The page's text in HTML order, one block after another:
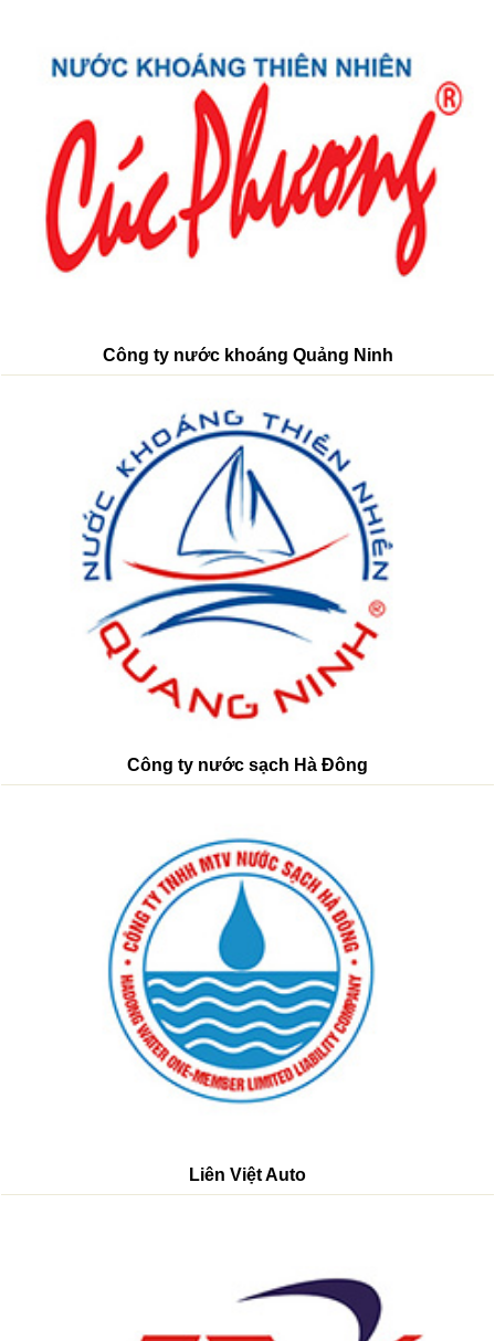
Công ty nước khoáng Quảng Ninh
Công ty nước sạch Hà Đông
Liên Việt Auto